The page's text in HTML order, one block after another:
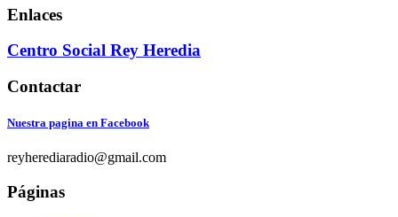
Enlaces
Centro Social Rey Heredia
Contactar
Nuestra pagina en Facebook
reyherediaradio@gmail.com
Páginas